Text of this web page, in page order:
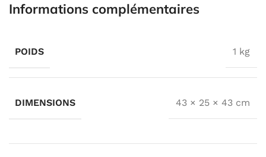
Informations complémentaires
POIDS 1 kg
DIMENSIONS 43 × 25 × 43 cm